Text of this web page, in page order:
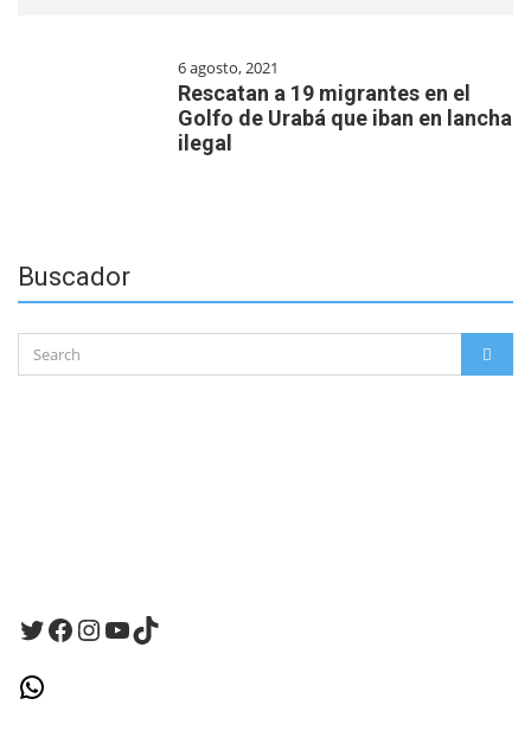
6 agosto, 2021
Rescatan a 19 migrantes en el
Golfo de Urabá que iban en lancha
ilegal
Buscador
Search
for:
Twitter
Facebook
Instagram
YouTube
TikTok
WhatsApp